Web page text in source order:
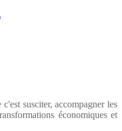
susciter, accompagner les
économiques et